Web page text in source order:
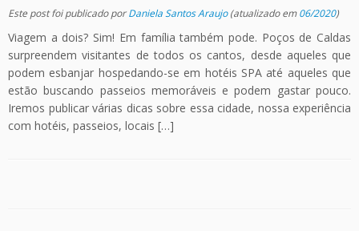
Este post foi publicadoporDaniela Santos Araujo(atualizado em06/2020)
Viagem a dois? Sim! Em família também pode. Poços de Caldas
surpreendem visitantes de todos os cantos, desde aqueles que
podem esbanjar hospedando-se em hotéis SPA até aqueles que
estão buscando passeios memoráveis e podem gastar pouco.
Iremos publicar várias dicas sobre essa cidade, nossa experiência
com hotéis, passeios, locais […]